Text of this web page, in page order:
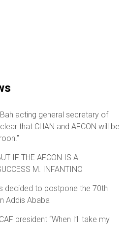
acting general secretary of
that CHAN and AFCON will be
IF THE AFCON IS A
M. INFANTINO
decided to postpone the 70th
Addis Ababa
president “When I’ll take my